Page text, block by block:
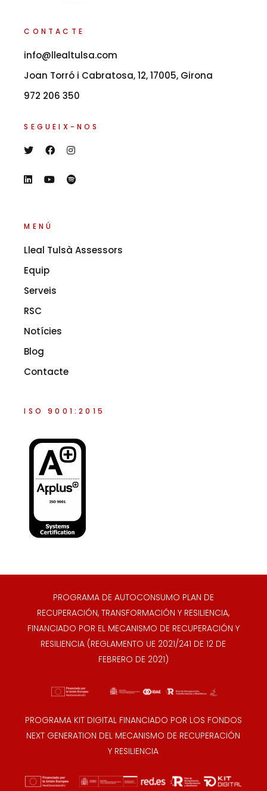
CONTACTE
info@llealtulsa.com
Joan Torró i Cabratosa, 12, 17005, Girona
972 206 350
SEGUEIX-NOS
MENÚ
Lleal Tulsà Assessors
Equip
Serveis
RSC
Notícies
Blog
Contacte
ISO 9001:2015
PROGRAMA DE AUTOCONSUMO PLAN DE
RECUPERACIÓN, TRANSFORMACIÓN Y RESILIENCIA,
FINANCIADO POR EL MECANISMO DE RECUPERACIÓN Y
RESILIENCIA (REGLAMENTO UE 2021/241 DE 12 DE
FEBRERO DE 2021)
PROGRAMA KIT DIGITAL FINANCIADO POR LOS FONDOS
NEXT GENERATION DEL MECANISMO DE RECUPERACIÓN
Y RESILIENCIA